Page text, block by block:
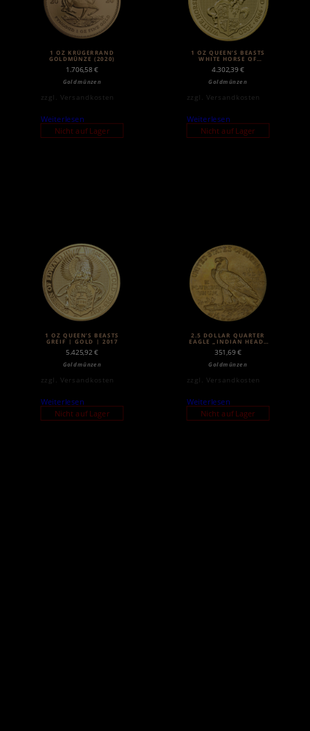
1 OZ KRÜGERRAND
GOLDMÜNZE (2020)
1.706,58€
Goldmünzen
zzgl. Versandkosten
Weiterlesen
Nicht auf Lager
1 OZ QUEEN’S BEASTS
WHITE HORSE OF
(2020)
4.302,39€
Goldmünzen
zzgl. Versandkosten
Weiterlesen
Nicht auf Lager
1 OZ QUEEN’S BEASTS
GREIF | GOLD | 2017
5.425,92€
Goldmünzen
zzgl. Versandkosten
Weiterlesen
Nicht auf Lager
2.5 DOLLAR QUARTER
EAGLE „INDIAN HEAD“
351,69€
Goldmünzen
zzgl. Versandkosten
Weiterlesen
Nicht auf Lager